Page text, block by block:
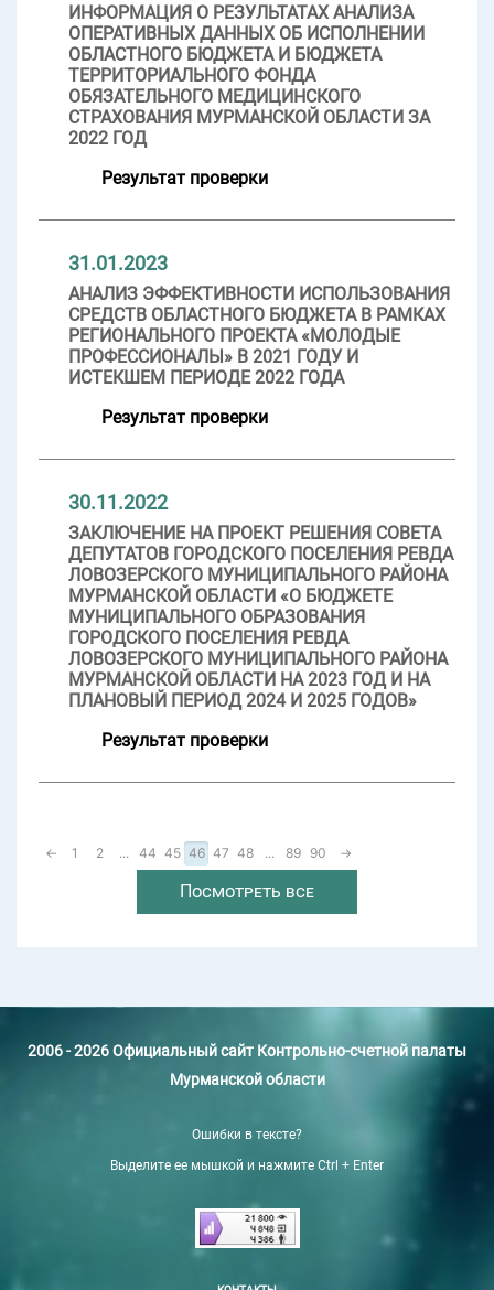
ИНФОРМАЦИЯ О РЕЗУЛЬТАТАХ АНАЛИЗА
ОПЕРАТИВНЫХ ДАННЫХ ОБ ИСПОЛНЕНИИ
ОБЛАСТНОГО БЮДЖЕТА И БЮДЖЕТА
ТЕРРИТОРИАЛЬНОГО ФОНДА
ОБЯЗАТЕЛЬНОГО МЕДИЦИНСКОГО
СТРАХОВАНИЯ МУРМАНСКОЙ ОБЛАСТИ ЗА
2022 ГОД
Результат проверки
31.01.2023
АНАЛИЗ ЭФФЕКТИВНОСТИ ИСПОЛЬЗОВАНИЯ
СРЕДСТВ ОБЛАСТНОГО БЮДЖЕТА В РАМКАХ
РЕГИОНАЛЬНОГО ПРОЕКТА «МОЛОДЫЕ
ПРОФЕССИОНАЛЫ» В 2021 ГОДУ И
ИСТЕКШЕМ ПЕРИОДЕ 2022 ГОДА
Результат проверки
30.11.2022
ЗАКЛЮЧЕНИЕ НА ПРОЕКТ РЕШЕНИЯ СОВЕТА
ДЕПУТАТОВ ГОРОДСКОГО ПОСЕЛЕНИЯ РЕВДА
ЛОВОЗЕРСКОГО МУНИЦИПАЛЬНОГО РАЙОНА
МУРМАНСКОЙ ОБЛАСТИ «О БЮДЖЕТЕ
МУНИЦИПАЛЬНОГО ОБРАЗОВАНИЯ
ГОРОДСКОГО ПОСЕЛЕНИЯ РЕВДА
ЛОВОЗЕРСКОГО МУНИЦИПАЛЬНОГО РАЙОНА
МУРМАНСКОЙ ОБЛАСТИ НА 2023 ГОД И НА
ПЛАНОВЫЙ ПЕРИОД 2024 И 2025 ГОДОВ»
Результат проверки
← 1 2 ... 44 45 46 47 48 ... 89 90 →
Посмотреть все
2006 - 2026 Официальный сайт Контрольно-счетной палаты
Мурманской области
Ошибки в тексте?
Выделите ее мышкой и нажмите Ctrl + Enter